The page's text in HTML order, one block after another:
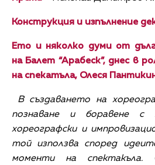
Конструкция и изпълнение
Ето и няколко думи от
на Балет “Арабеск”, днес в
на спекатъла, Олеся
В създаването на
познаване и боравене с
хореографски и
той използва според
моменти на